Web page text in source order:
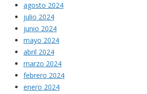
agosto 2024
julio 2024
junio 2024
mayo 2024
abril 2024
marzo 2024
febrero 2024
enero 2024